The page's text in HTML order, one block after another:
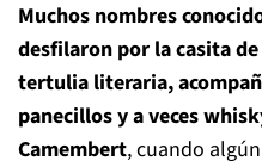
Muchos nombres
desfilaron por la casita
tertulia literaria,
panecillos y a veces
Camembert, cuando